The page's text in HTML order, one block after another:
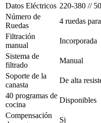
Datos Eléctricos 220-380 //
Número de
Ruedas
4 ruedas
Filtración
manual
Incorporada
Sistema de
filtrado
Manual
Soporte de la
canasta
De alta
40 programas de
cocina
Disponibles
Compensación
Si